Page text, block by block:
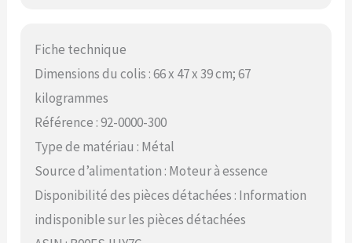
Fiche technique
Dimensions du colis : 66 x 47 x 39 cm; 67
kilogrammes
Référence : 92-0000-300
Type de matériau : Métal
Source d’alimentation : Moteur à essence
Disponibilité des pièces détachées : Information
indisponible sur les pièces détachées